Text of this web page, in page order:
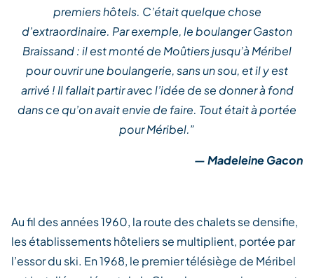
premiers hôtels. C’était quelque chose
d’extraordinaire. Par exemple, le boulanger Gaston
Braissand : il est monté de Moûtiers jusqu’à Méribel
pour ouvrir une boulangerie, sans un sou, et il y est
arrivé ! Il fallait partir avec l’idée de se donner à fond
dans ce qu’on avait envie de faire. Tout était à portée
pour Méribel.”
— Madeleine Gacon
Au fil des années 1960, la route des chalets se densifie,
les établissements hôteliers se multiplient, portée par
l’essor du ski. En 1968, le premier télésiège de Méribel